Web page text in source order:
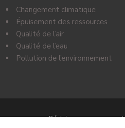
Changement climatique
Épuisement des ressources
Qualité de l’air
Qualité de l’eau
Pollution de l’environnement
Réduire sa